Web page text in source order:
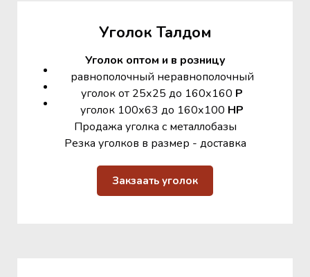
Уголок Талдом
Уголок оптом и в розницу
равнополочный неравнополочный
уголок от 25х25 до 160х160 Р
уголок 100х63 до 160х100 НР
Продажа уголка с металлобазы
Резка уголков в размер - доставка
Закзаать уголок